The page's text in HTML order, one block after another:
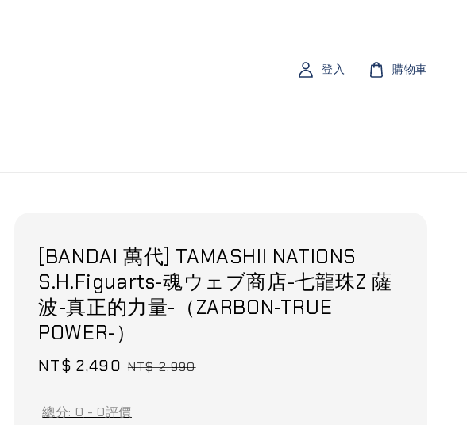
登入 購物車
[BANDAI 萬代] TAMASHII NATIONS
S.H.Figuarts-魂ウェブ商店-七龍珠Z 薩
波-真正的力量-（ZARBON-TRUE
POWER-）
Sale
NT$ 2,490 Regular
NT$ 2,990
總分: 0 - 0評價